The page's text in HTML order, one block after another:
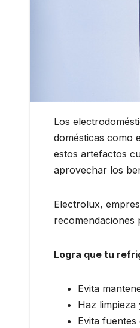
Los
domésticas como
estos artefactos
aprovechar los
Electrolux,
recomendaciones
Logra que tu
Evita
Haz
Evita